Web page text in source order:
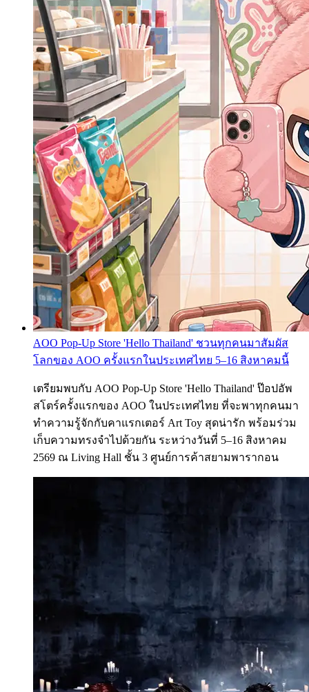
AOO Pop-Up Store 'Hello Thailand' ชวนทุกคนมาสัมผัส
โลกของ AOO ครั้งแรกในประเทศไทย 5–16 สิงหาคมนี้
เตรียมพบกับ AOO Pop-Up Store 'Hello Thailand' ป๊อปอัพ
สโตร์ครั้งแรกของ AOO ในประเทศไทย ที่จะพาทุกคนมา
ทำความรู้จักกับคาแรกเตอร์ Art Toy สุดน่ารัก พร้อมร่วม
เก็บความทรงจำไปด้วยกัน ระหว่างวันที่ 5–16 สิงหาคม
2569 ณ Living Hall ชั้น 3 ศูนย์การค้าสยามพารากอน